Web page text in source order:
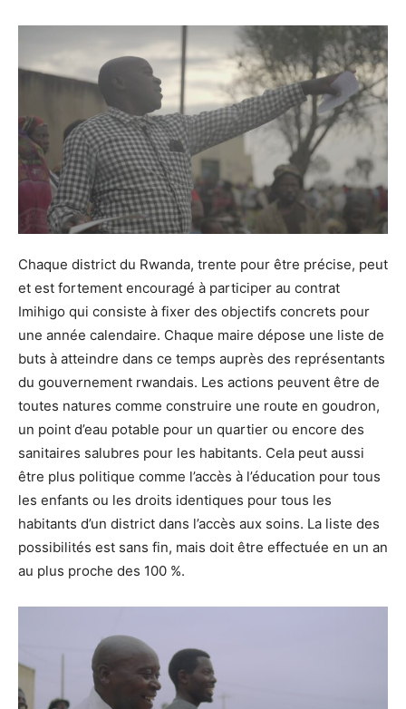
Chaque district du Rwanda, trente pour être précise, peut
et est fortement encouragé à participer au contrat
Imihigo qui consiste à fixer des objectifs concrets pour
une année calendaire. Chaque maire dépose une liste de
buts à atteindre dans ce temps auprès des représentants
du gouvernement rwandais. Les actions peuvent être de
toutes natures comme construire une route en goudron,
un point d’eau potable pour un quartier ou encore des
sanitaires salubres pour les habitants. Cela peut aussi
être plus politique comme l’accès à l’éducation pour tous
les enfants ou les droits identiques pour tous les
habitants d’un district dans l’accès aux soins. La liste des
possibilités est sans fin, mais doit être effectuée en un an
au plus proche des 100 %.